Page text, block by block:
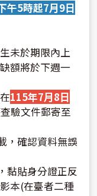
午5時起7月9日
未於期限內上
額將於下週一
115年7月8日
驗文件郵寄至
，確認資料無誤
黏貼身分證正反
本(在臺者二種